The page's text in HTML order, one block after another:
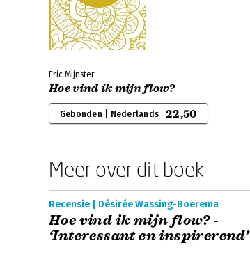
Eric Mijnster
Hoe vind ik mijn flow?
Gebonden | Nederlands 22,50
Meer over dit boek
Recensie | Désirée Wassing-Boerema
Hoe vind ik mijn flow? -
‘Interessant en inspirerend’